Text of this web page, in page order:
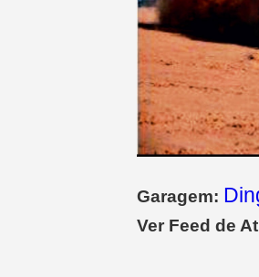
Garagem:
Ver Feed de